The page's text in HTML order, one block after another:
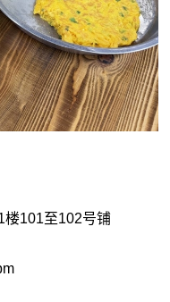
楼101至102号铺